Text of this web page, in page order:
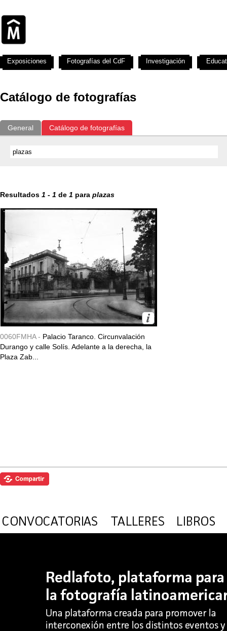
Catálogo de fotografías
General Catálogo de fotografías
Resultados 1 - 1 de 1 para plazas
0060FMHA - Palacio Taranco. Circunvalación
Durango y calle Solís. Adelante a la derecha, la
Plaza Zab...
Exposiciones Fotografías del CdF Investigación